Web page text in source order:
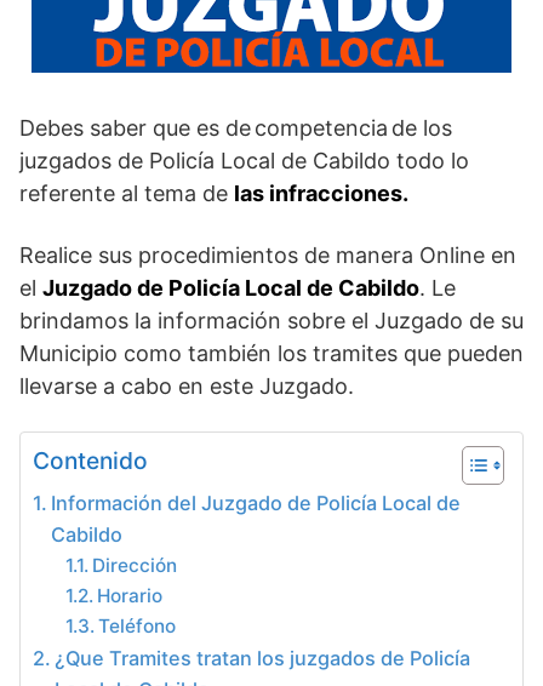
Debes saber que es de competencia de los
juzgados de Policía Local de Cabildo todo lo
referente al tema de las infracciones.
Realice sus procedimientos de manera Online en
el Juzgado de Policía Local de Cabildo. Le
brindamos la información sobre el Juzgado de su
Municipio como también los tramites que pueden
llevarse a cabo en este Juzgado.
Contenido
Información del Juzgado de Policía Local de
Cabildo
Dirección
Horario
Teléfono
¿Que Tramites tratan los juzgados de Policía